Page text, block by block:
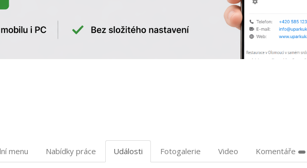
menu Nabídky práce Události Fotogalerie Video Komentáře